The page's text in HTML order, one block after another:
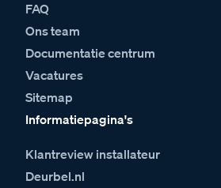
FAQ
Ons team
Documentatie centrum
Vacatures
Sitemap
Informatiepagina's
Klantreview installateur
Deurbel.nl